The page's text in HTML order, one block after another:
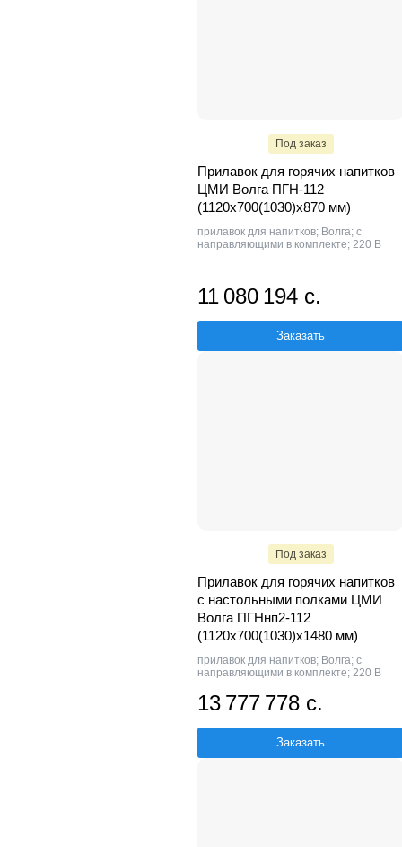
Под заказ
Прилавок для горячих напитков
ЦМИ Волга ПГН-112
(1120х700(1030)х870 мм)
прилавок для напитков; Волга; с
направляющими в комплекте; 220 В
11 080 194 с.
Заказать
Под заказ
Прилавок для горячих напитков
с настольными полками ЦМИ
Волга ПГНнп2-112
(1120х700(1030)х1480 мм)
прилавок для напитков; Волга; с
направляющими в комплекте; 220 В
13 777 778 с.
Заказать